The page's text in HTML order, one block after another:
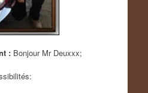
: Bonjour Mr Deuxxx;